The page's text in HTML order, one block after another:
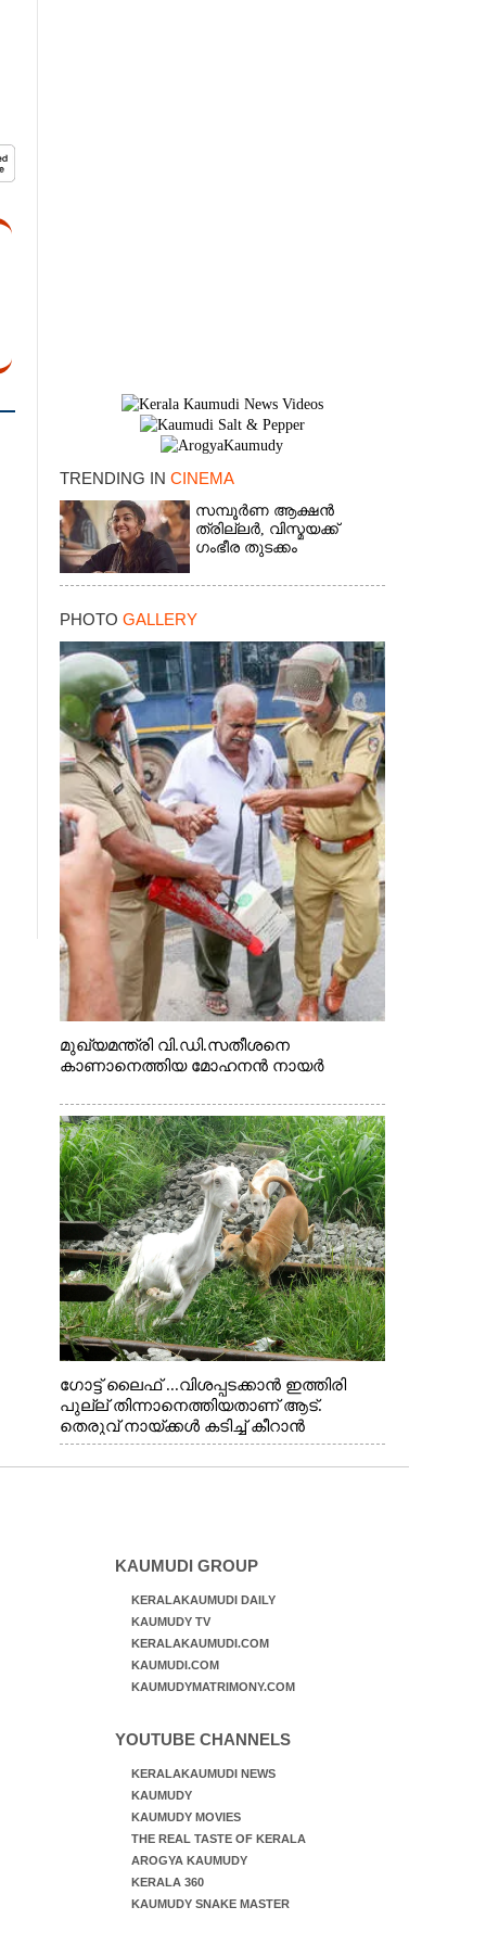
TRENDING IN CINEMA
സമ്പൂർണ ആക്ഷൻ
ത്രില്ലർ,​ വിസ്മയക്ക്
ഗംഭീര തുടക്കം
PHOTO GALLERY
മുഖ്യമന്ത്രി വി.ഡി.സതീശനെ
കാണാനെത്തിയ മോഹനൻ നായർ
ഗോട്ട് ലൈഫ് ...വിശപ്പടക്കാൻ ഇത്തിരി
പുല്ല് തിന്നാനെത്തിയതാണ് ആട്.
തെരുവ് നായ്ക്കൾ കടിച്ച് കീറാൻ
വന്നതോടെ വയറിന്റെ ആന്തൽ മറന്ന്
ജീവന് വേണ്ടിയായി ഓട്ടം. എറണാകുളം
KAUMUDI GROUP
KERALAKAUMUDI DAILY
KAUMUDY TV
KERALAKAUMUDI.COM
KAUMUDI.COM
KAUMUDYMATRIMONY.COM
YOUTUBE CHANNELS
KERALAKAUMUDI NEWS
KAUMUDY
KAUMUDY MOVIES
THE REAL TASTE OF KERALA
AROGYA KAUMUDY
KERALA 360
KAUMUDY SNAKE MASTER